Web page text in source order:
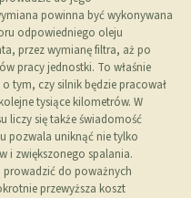
powinna być wykonywana
odpowiedniego oleju
przez wymianę filtra, aż po
pracy jednostki. To właśnie
tym, czy silnik będzie pracował
tysiące kilometrów. W
liczy się także świadomość
pozwala uniknąć nie tylko
i zwiększonego spalania.
do poważnych
przewyższa koszt